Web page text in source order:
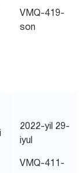
VMQ-419-
son
2022-yil 29-
iyul
VMQ-411-